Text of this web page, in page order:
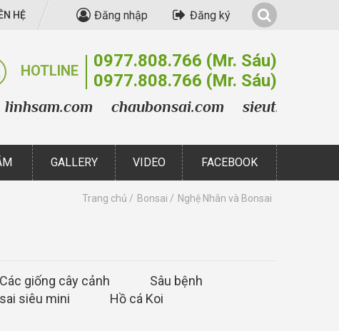
HỆ Đăng nhập Đăng ký
HOTLINE
0977.808.766 (Mr. Sáu)
0977.808.766 (Mr. Sáu)
chaubonsai.com sieuthibonsai.com
GALLERY VIDEO FACEBOOK
Trang chủ Bonsai Nghệ Nhân và Bonsai
Các giống cây cảnh
Sâu bệnh
siêu mini
Hồ cá Koi